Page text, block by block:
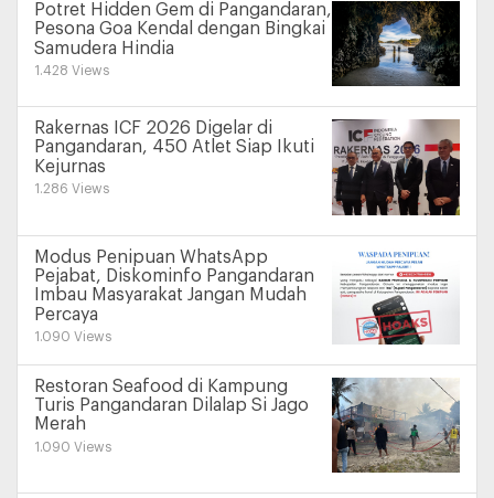
Potret Hidden Gem di Pangandaran,
Pesona Goa Kendal dengan Bingkai
Samudera Hindia
1.428 Views
Rakernas ICF 2026 Digelar di
Pangandaran, 450 Atlet Siap Ikuti
Kejurnas
1.286 Views
Modus Penipuan WhatsApp
Pejabat, Diskominfo Pangandaran
Imbau Masyarakat Jangan Mudah
Percaya
1.090 Views
Restoran Seafood di Kampung
Turis Pangandaran Dilalap Si Jago
Merah
1.090 Views